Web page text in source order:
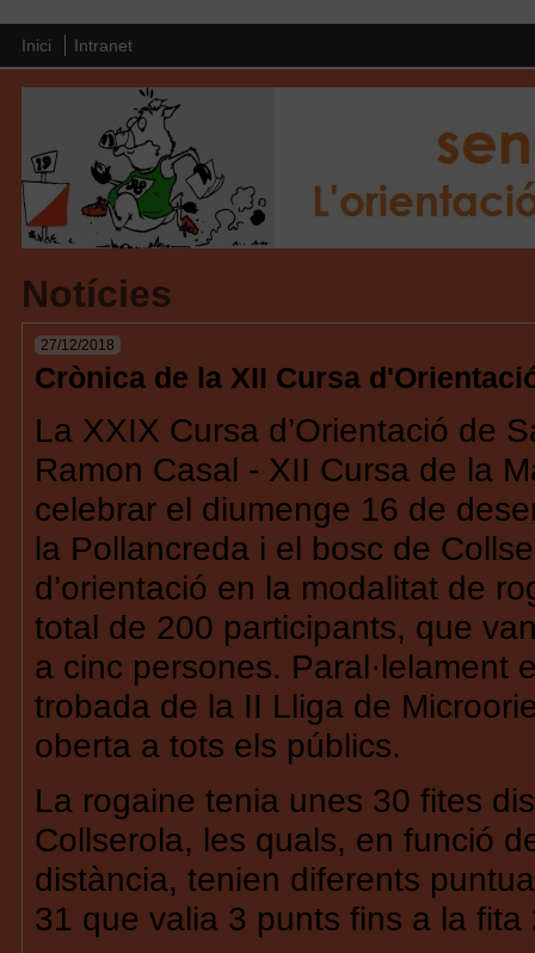
Inici Intranet
Notícies
27/12/2018
Crònica de la XII Cursa
La XXIX Cursa d’Orientació de
Ramon Casal - XII Cursa de la
celebrar el diumenge 16 de
la Pollancreda i el bosc de
d’orientació en la modalitat de
total de 200 participants, que
a cinc persones. Paral·lelament
trobada de la II Lliga de
oberta a tots els públics.
La rogaine tenia unes 30 fites
Collserola, les quals, en funció
distància, tenien diferents
31 que valia 3 punts fins a la